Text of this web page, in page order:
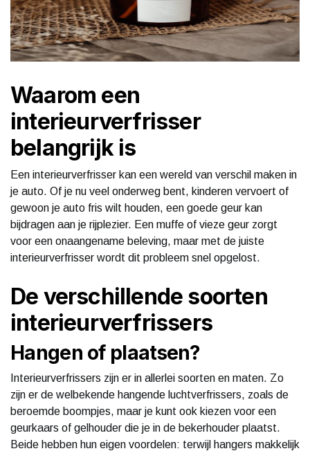
Waarom een
interieurverfrisser
belangrijk is
Een interieurverfrisser kan een wereld van verschil maken in
je auto. Of je nu veel onderweg bent, kinderen vervoert of
gewoon je auto fris wilt houden, een goede geur kan
bijdragen aan je rijplezier. Een muffe of vieze geur zorgt
voor een onaangename beleving, maar met de juiste
interieurverfrisser wordt dit probleem snel opgelost.
De verschillende soorten
interieurverfrissers
Hangen of plaatsen?
Interieurverfrissers zijn er in allerlei soorten en maten. Zo
zijn er de welbekende hangende luchtverfrissers, zoals de
beroemde boompjes, maar je kunt ook kiezen voor een
geurkaars of gelhouder die je in de bekerhouder plaatst.
Beide hebben hun eigen voordelen: terwijl hangers makkelijk